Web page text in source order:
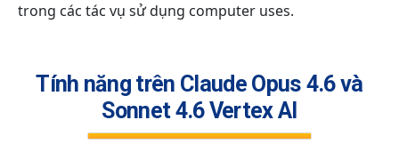
trong các tác vụ sử dụng computer uses.
Tính năng trên Claude Opus 4.6 và
Sonnet 4.6 Vertex AI